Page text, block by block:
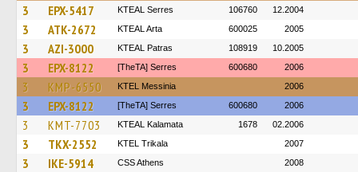
3 EPX-5417 KTEAL Serres 106760 12.2004
3 ATK-2672 KTEAL Arta 600025 2005
3 AZI-3000 KTEAL Patras 108919 10.2005
3 EPX-8122 [TheTA] Serres 600680 2006
3 KMP-6550 KTEL Messinia 2006
3 EPX-8122 [TheTA] Serres 600680 2006
3 KMT-7703 KTEAL Kalamata 1678 02.2006
3 TKX-2552 ΚΤΕL Τrikala 2007
3 IKE-5914 CSS Athens 2008